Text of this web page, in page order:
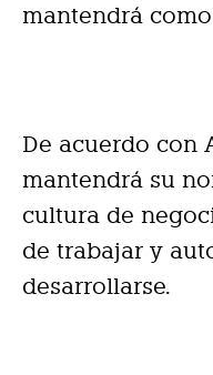
mantendrá
De acuerdo con
mantendrá su
cultura de
de trabajar y
desarrollarse.